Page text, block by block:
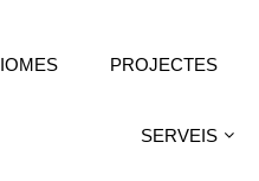
PROJECTES
SERVEIS